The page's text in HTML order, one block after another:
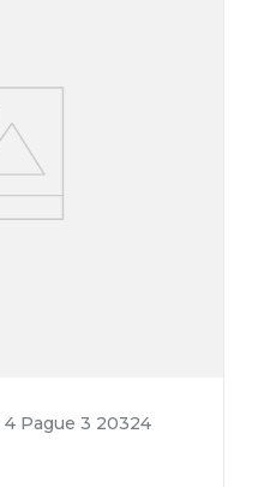
Pague 3 20324